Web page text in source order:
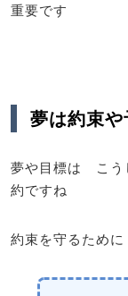
重要です
夢は約束や
夢や目標は こ
約ですね
約束を守るため